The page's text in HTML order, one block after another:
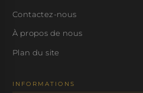
Contactez-nous
À propos de nous
Plan du site
INFORMATIONS